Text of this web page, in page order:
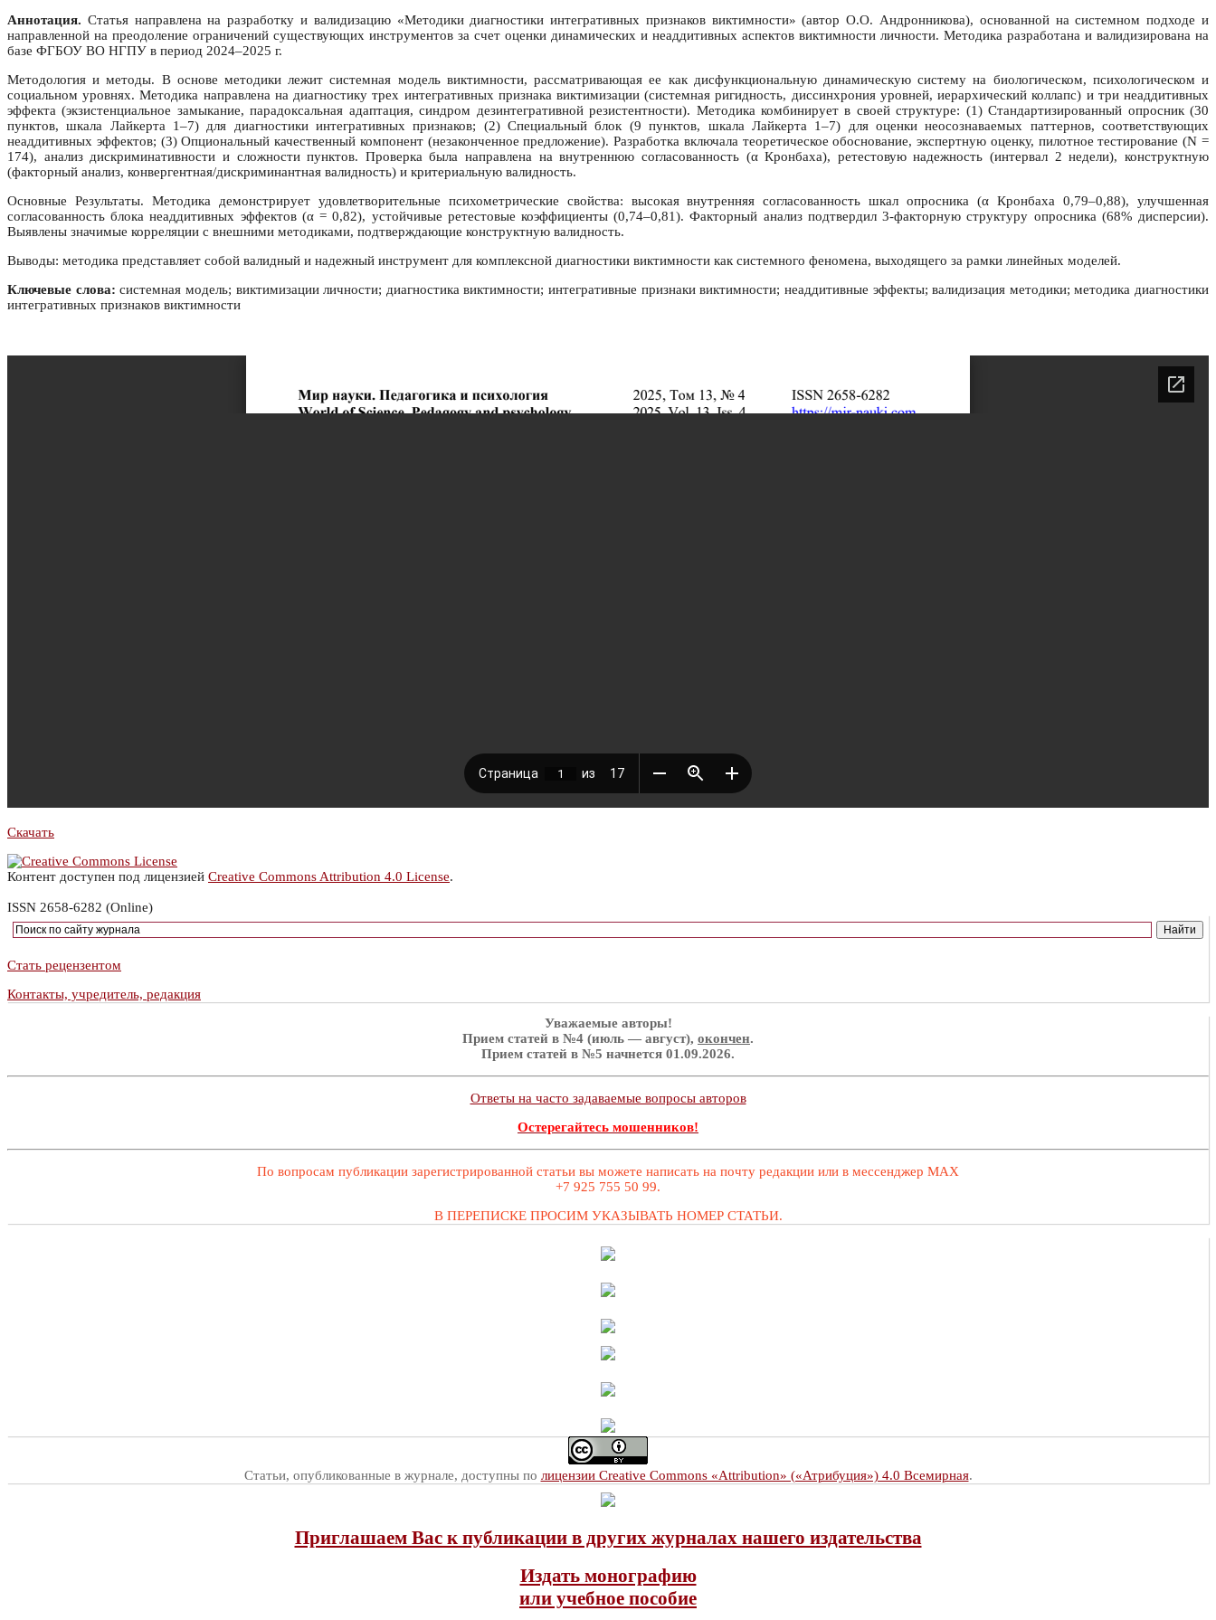
Аннотация. Статья направлена на разработку и валидизацию «Методики диагностики интегративных признаков виктимности» (автор О.О. Андронникова), основанной на системном подходе и
направленной на преодоление ограничений существующих инструментов за счет оценки динамических и неаддитивных аспектов виктимности личности. Методика разработана и валидизирована на
базе ФГБОУ ВО НГПУ в период 2024–2025 г.
Методология и методы. В основе методики лежит системная модель виктимности, рассматривающая ее как дисфункциональную динамическую систему на биологическом, психологическом и
социальном уровнях. Методика направлена на диагностику трех интегративных признака виктимизации (системная ригидность, диссинхрония уровней, иерархический коллапс) и три неаддитивных
эффекта (экзистенциальное замыкание, парадоксальная адаптация, синдром дезинтегративной резистентности). Методика комбинирует в своей структуре: (1) Стандартизированный опросник (30
пунктов, шкала Лайкерта 1–7) для диагностики интегративных признаков; (2) Специальный блок (9 пунктов, шкала Лайкерта 1–7) для оценки неосознаваемых паттернов, соответствующих
неаддитивных эффектов; (3) Опциональный качественный компонент (незаконченное предложение). Разработка включала теоретическое обоснование, экспертную оценку, пилотное тестирование (N =
174), анализ дискриминативности и сложности пунктов. Проверка была направлена на внутреннюю согласованность (α Кронбаха), ретестовую надежность (интервал 2 недели), конструктную
(факторный анализ, конвергентная/дискриминантная валидность) и критериальную валидность.
Основные Результаты. Методика демонстрирует удовлетворительные психометрические свойства: высокая внутренняя согласованность шкал опросника (α Кронбаха 0,79–0,88), улучшенная
согласованность блока неаддитивных эффектов (α = 0,82), устойчивые ретестовые коэффициенты (0,74–0,81). Факторный анализ подтвердил 3-факторную структуру опросника (68% дисперсии).
Выявлены значимые корреляции с внешними методиками, подтверждающие конструктную валидность.
Выводы: методика представляет собой валидный и надежный инструмент для комплексной диагностики виктимности как системного феномена, выходящего за рамки линейных моделей.
Ключевые слова: системная модель; виктимизации личности; диагностика виктимности; интегративные признаки виктимности; неаддитивные эффекты; валидизация методики; методика диагностики
интегративных признаков виктимности
Скачать
Контент доступен под лицензией Creative Commons Attribution 4.0 License.
ISSN 2658-6282 (Online)
Стать рецензентом
Контакты, учредитель, редакция
Уважаемые авторы!
Прием статей в №4 (июль — август), окончен.
Прием статей в №5 начнется 01.09.2026.
Ответы на часто задаваемые вопросы авторов
Остерегайтесь мошенников!
По вопросам публикации зарегистрированной статьи вы можете написать на почту редакции или в мессенджер MAX
+7 925 755 50 99.
В ПЕРЕПИСКЕ ПРОСИМ УКАЗЫВАТЬ НОМЕР СТАТЬИ.
Статьи, опубликованные в журнале, доступны по лицензии Creative Commons «Attribution» («Атрибуция») 4.0 Всемирная.
Приглашаем Вас к публикации в других журналах нашего издательства
Издать монографию
или учебное пособие